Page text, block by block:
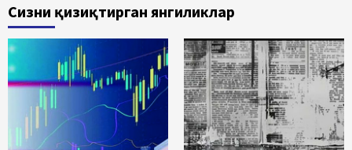
Сизни қизиқтирган янгиликлар